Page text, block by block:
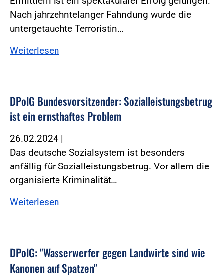
Nach jahrzehntelanger Fahndung wurde die
untergetauchte Terroristin…
Weiterlesen
DPolG Bundesvorsitzender: Sozialleistungsbetrug
ist ein ernsthaftes Problem
26.02.2024 |
Das deutsche Sozialsystem ist besonders
anfällig für Sozialleistungsbetrug. Vor allem die
organisierte Kriminalität…
Weiterlesen
DPolG: "Wasserwerfer gegen Landwirte sind wie
Kanonen auf Spatzen"